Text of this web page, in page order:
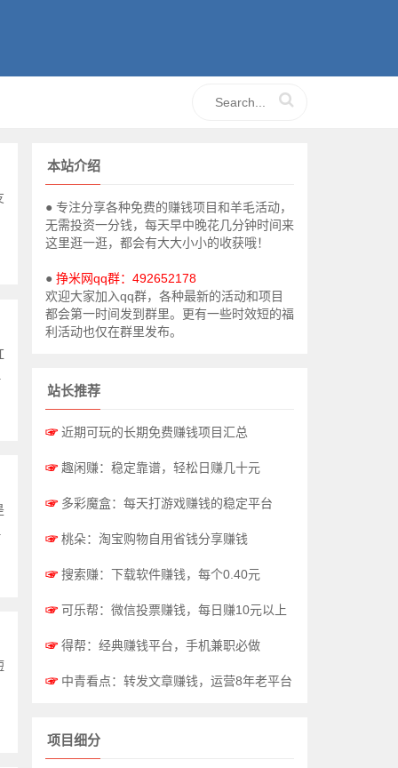
本站介绍
● 专注分享各种免费的赚钱项目和羊毛活动，
无需投资一分钱，每天早中晚花几分钟时间来
这里逛一逛，都会有大大小小的收获哦！
● 挣米网qq群：492652178
欢迎大家加入qq群，各种最新的活动和项目
都会第一时间发到群里。更有一些时效短的福
利活动也仅在群里发布。
站长推荐
☞ 近期可玩的长期免费赚钱项目汇总
☞ 趣闲赚：稳定靠谱，轻松日赚几十元
☞ 多彩魔盒：每天打游戏赚钱的稳定平台
☞ 桃朵：淘宝购物自用省钱分享赚钱
☞ 搜索赚：下载软件赚钱，每个0.40元
☞ 可乐帮：微信投票赚钱，每日赚10元以上
☞ 得帮：经典赚钱平台，手机兼职必做
☞ 中青看点：转发文章赚钱，运营8年老平台
项目细分